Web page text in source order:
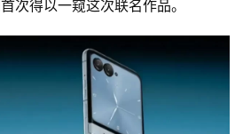
次得以一窥这次联名作品。